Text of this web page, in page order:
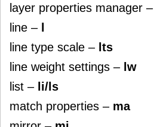
layer properties manager –
line –l
line type scale – lts
line weight settings – lw
list – li/ls
match properties – ma